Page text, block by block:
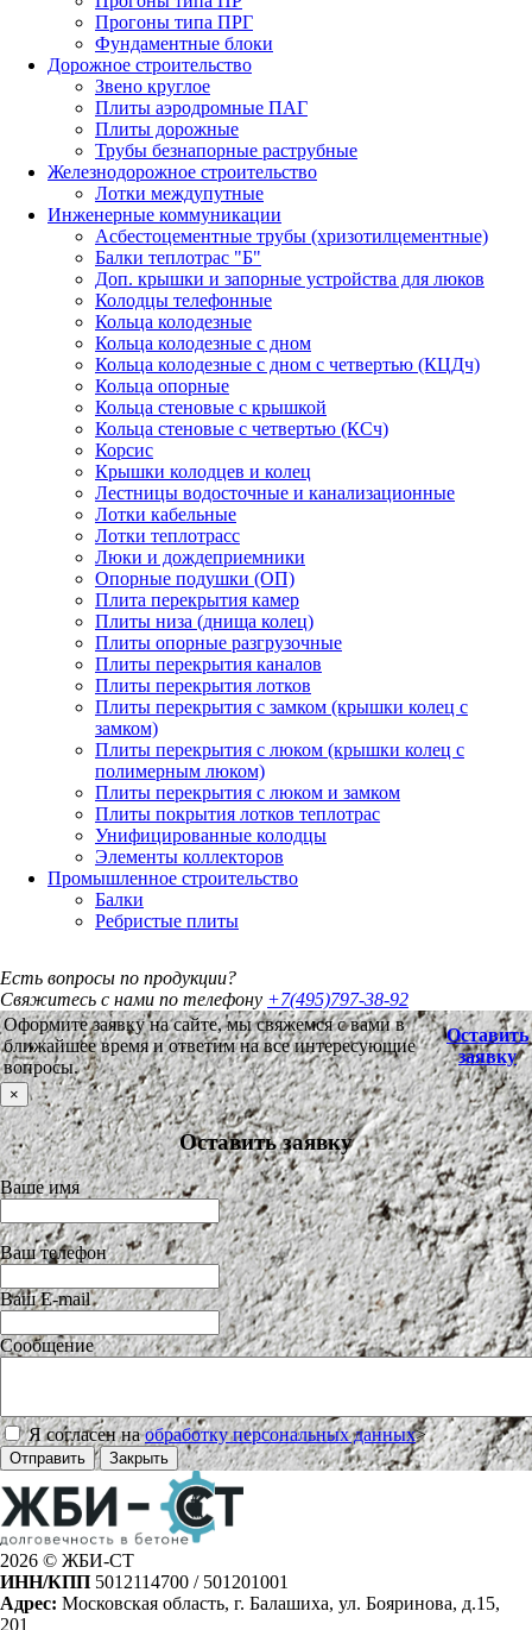
Прогоны типа ПРГ
Фундаментные блоки
Дорожное строительство
Звено круглое
Плиты аэродромные ПАГ
Плиты дорожные
Трубы безнапорные раструбные
Железнодорожное строительство
Лотки междупутные
Инженерные коммуникации
Асбестоцементные трубы (хризотилцементные)
Балки теплотрас "Б"
Доп. крышки и запорные устройства для люков
Колодцы телефонные
Кольца колодезные
Кольца колодезные с дном
Кольца колодезные с дном с четвертью (КЦДч)
Кольца опорные
Кольца стеновые с крышкой
Кольца стеновые с четвертью (КСч)
Корсис
Крышки колодцев и колец
Лестницы водосточные и канализационные
Лотки кабельные
Лотки теплотрасс
Люки и дождеприемники
Опорные подушки (ОП)
Плита перекрытия камер
Плиты низа (днища колец)
Плиты опорные разгрузочные
Плиты перекрытия каналов
Плиты перекрытия лотков
Плиты перекрытия с замком (крышки колец с
замком)
Плиты перекрытия с люком (крышки колец с
полимерным люком)
Плиты перекрытия с люком и замком
Плиты покрытия лотков теплотрас
Унифицированные колодцы
Элементы коллекторов
Промышленное строительство
Балки
Ребристые плиты
Есть вопросы по продукции?
Свяжитесь с нами по телефону +7(495)797-38-92
Оформите заявку на сайте, мы свяжемся с вами в
ближайшее время и ответим на все интересующие
вопросы.
Оставить
заявку
×
Оставить заявку
Ваше имя
Ваш телефон
Ваш E-mail
Сообщение
Я согласен наобработку персональных данных>
Отправить Закрыть
2026 © ЖБИ-СТ
ИНН/КПП 5012114700 / 501201001
Адрес: Московская область, г. Балашиха, ул. Бояринова, д.15,
201